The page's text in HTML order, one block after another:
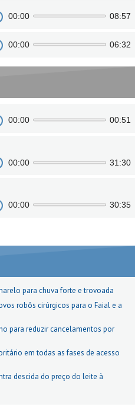
00:00 08:57
00:00 06:32
00:00 00:51
00:00 31:30
00:00 30:35
para chuva forte e trovoada
robôs cirúrgicos para o Faial e a
para reduzir cancelamentos por
em todas as fases de acesso
descida do preço do leite à